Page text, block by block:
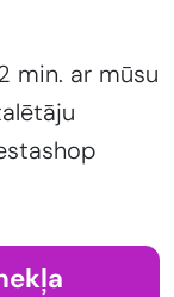
min. ar mūsu